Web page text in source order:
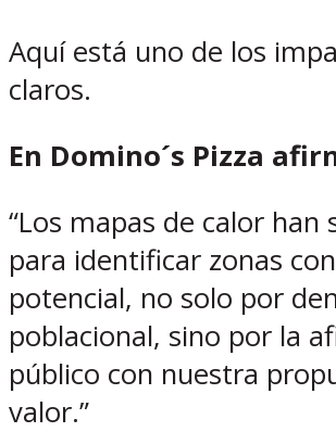
Aquí está uno de los
claros.
En Domino´s Pizza
“Los mapas de calor han
para identificar zonas
potencial, no solo por
poblacional, sino por la
público con nuestra
valor.”